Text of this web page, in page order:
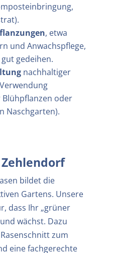
, etwa
und Anwachspflege,
gedeihen.
nachhaltiger
oder
Naschgarten).
Zehlendorf
bildet die
Gartens. Unsere
dass Ihr „grüner
wächst. Dazu
zum
eine fachgerechte